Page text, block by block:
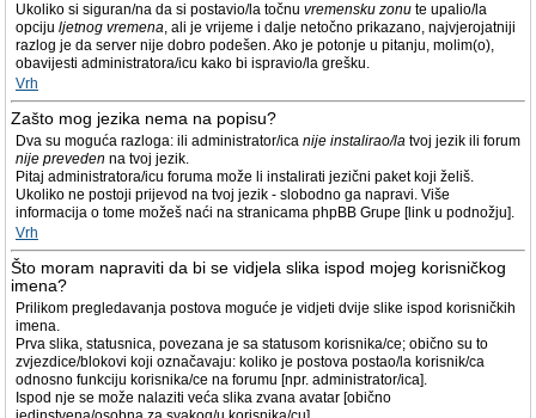
Ukoliko si siguran/na da si postavio/la točnu vremensku zonu te upalio/la
opciju ljetnog vremena, ali je vrijeme i dalje netočno prikazano, najvjerojatniji
razlog je da server nije dobro podešen. Ako je potonje u pitanju, molim(o),
obavijesti administratora/icu kako bi ispravio/la grešku.
Vrh
Zašto mog jezika nema na popisu?
Dva su moguća razloga: ili administrator/ica nije instalirao/la tvoj jezik ili forum
nije preveden na tvoj jezik.
Pitaj administratora/icu foruma može li instalirati jezični paket koji želiš.
Ukoliko ne postoji prijevod na tvoj jezik - slobodno ga napravi. Više
informacija o tome možeš naći na stranicama phpBB Grupe [link u podnožju].
Vrh
Što moram napraviti da bi se vidjela slika ispod mojeg korisničkog
imena?
Prilikom pregledavanja postova moguće je vidjeti dvije slike ispod korisničkih
imena.
Prva slika, statusnica, povezana je sa statusom korisnika/ce; obično su to
zvjezdice/blokovi koji označavaju: koliko je postova postao/la korisnik/ca
odnosno funkciju korisnika/ce na forumu [npr. administrator/ica].
Ispod nje se može nalaziti veća slika zvana avatar [obično